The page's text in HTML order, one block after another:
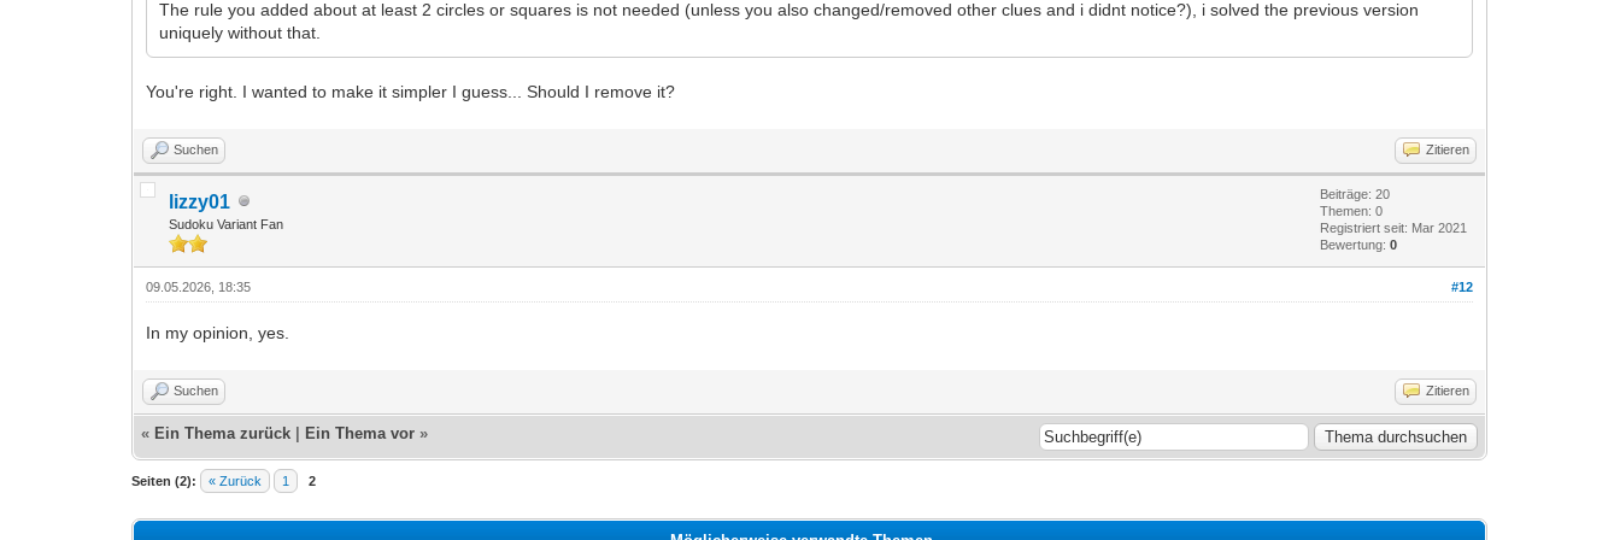
The rule you added about at least 2 circles or squares is not needed (unless you also changed/removed other clues and i didnt notice?), i solved the previous version
uniquely without that.
You're right. I wanted to make it simpler I guess... Should I remove it?
Suchen Zitieren
lizzy01
Sudoku Variant Fan
Beiträge: 20
Themen: 0
Registriert seit: Mar 2021
Bewertung:0
#12
09.05.2026, 18:35
In my opinion, yes.
Suchen Zitieren
« Ein Thema zurück Ein Thema vor »
Seiten (2): « Zurück 1 2